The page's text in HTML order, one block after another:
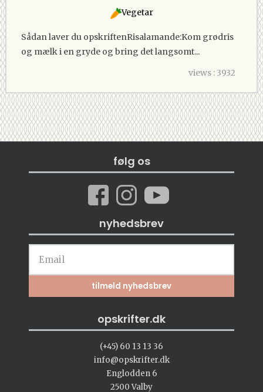
Vegetar
Sådan laver du opskriftenRisalamande:Kom grødris
og mælk i en gryde og bring det langsomt...
views : 3932
følg os
nyhedsbrev
opskrifter.dk
(+45) 60 13 13 36
info@opskrifter.dk
Englodden 6
2500 Valby